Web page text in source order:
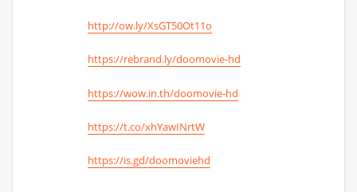
http://ow.ly/XsGT50Ot11o
https://rebrand.ly/doomovie-hd
https://wow.in.th/doomovie-hd
https://t.co/xhYawINrtW
https://is.gd/doomoviehd